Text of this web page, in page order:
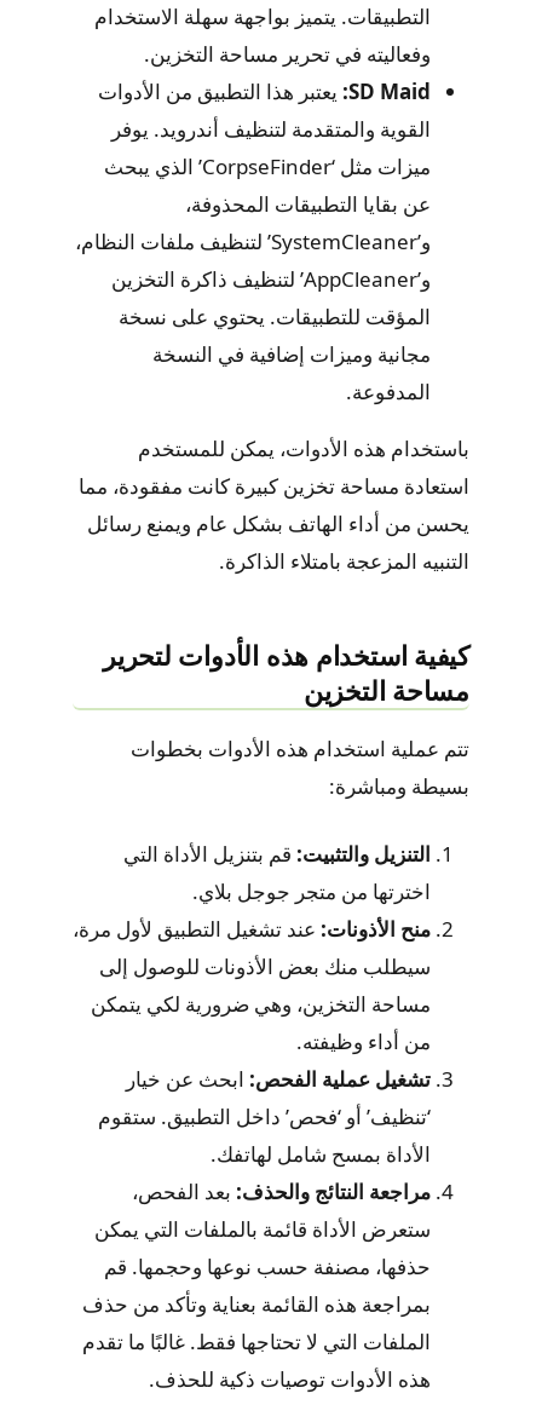
التطبيقات. يتميز بواجهة سهلة الاستخدام
وفعاليته في تحرير مساحة التخزين.
SD Maid: يعتبر هذا التطبيق من الأدوات
القوية والمتقدمة لتنظيف أندرويد. يوفر
ميزات مثل ‘CorpseFinder’ الذي يبحث
عن بقايا التطبيقات المحذوفة،
و’SystemCleaner’ لتنظيف ملفات النظام،
و’AppCleaner’ لتنظيف ذاكرة التخزين
المؤقت للتطبيقات. يحتوي على نسخة
مجانية وميزات إضافية في النسخة
المدفوعة.
باستخدام هذه الأدوات، يمكن للمستخدم
استعادة مساحة تخزين كبيرة كانت مفقودة، مما
يحسن من أداء الهاتف بشكل عام ويمنع رسائل
التنبيه المزعجة بامتلاء الذاكرة.
كيفية استخدام هذه الأدوات لتحرير
مساحة التخزين
تتم عملية استخدام هذه الأدوات بخطوات
بسيطة ومباشرة:
التنزيل والتثبيت: قم بتنزيل الأداة التي
اخترتها من متجر جوجل بلاي.
منح الأذونات: عند تشغيل التطبيق لأول مرة،
سيطلب منك بعض الأذونات للوصول إلى
مساحة التخزين، وهي ضرورية لكي يتمكن
من أداء وظيفته.
تشغيل عملية الفحص: ابحث عن خيار
‘تنظيف’ أو ‘فحص’ داخل التطبيق. ستقوم
الأداة بمسح شامل لهاتفك.
مراجعة النتائج والحذف: بعد الفحص،
ستعرض الأداة قائمة بالملفات التي يمكن
حذفها، مصنفة حسب نوعها وحجمها. قم
بمراجعة هذه القائمة بعناية وتأكد من حذف
الملفات التي لا تحتاجها فقط. غالبًا ما تقدم
هذه الأدوات توصيات ذكية للحذف.